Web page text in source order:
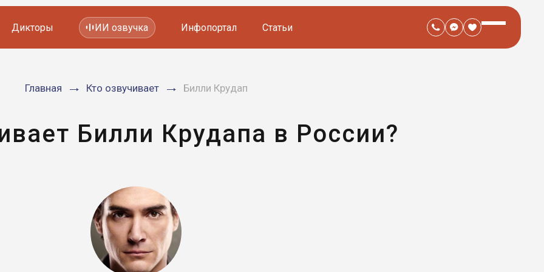
Мультфильмов
Дикторы ИИ озвучка Инфопортал Статьи
Главная Кто озвучивает Билли Крудап
Билли Крудапа в России?